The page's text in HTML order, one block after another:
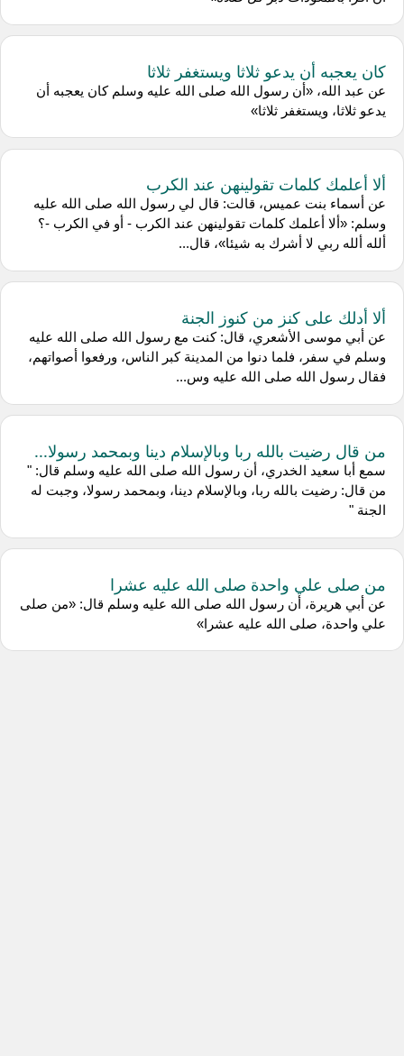
كان يعجبه أن يدعو ثلاثا ويستغفر ثلاثا
عن عبد الله، «أن رسول الله صلى الله عليه وسلم كان يعجبه أن
يدعو ثلاثا، ويستغفر ثلاثا»
ألا أعلمك كلمات تقولينهن عند الكرب
عن أسماء بنت عميس، قالت: قال لي رسول الله صلى الله عليه
وسلم: «ألا أعلمك كلمات تقولينهن عند الكرب - أو في الكرب -؟
ألله ألله ربي لا أشرك به شيئا»، قال...
ألا أدلك على كنز من كنوز الجنة
عن أبي موسى الأشعري، قال: كنت مع رسول الله صلى الله عليه
وسلم في سفر، فلما دنوا من المدينة كبر الناس، ورفعوا أصواتهم،
فقال رسول الله صلى الله عليه وس...
من قال رضيت بالله ربا وبالإسلام دينا وبمحمد رسولا...
سمع أبا سعيد الخدري، أن رسول الله صلى الله عليه وسلم قال: "
من قال: رضيت بالله ربا، وبالإسلام دينا، وبمحمد رسولا، وجبت له
الجنة "
من صلى علي واحدة صلى الله عليه عشرا
عن أبي هريرة، أن رسول الله صلى الله عليه وسلم قال: «من صلى
علي واحدة، صلى الله عليه عشرا»